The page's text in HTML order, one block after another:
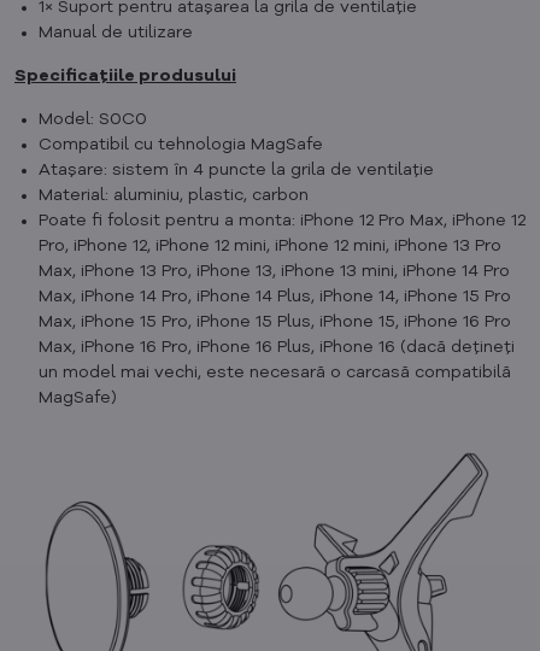
1× Suport pentru atașarea la grila de ventilație
Manual de utilizare
Specificațiile produsului
Model: S0C0
Compatibil cu tehnologia MagSafe
Atașare: sistem în 4 puncte la grila de ventilație
Material: aluminiu, plastic, carbon
Poate fi folosit pentru a monta: iPhone 12 Pro Max, iPhone 12
Pro, iPhone 12, iPhone 12 mini, iPhone 12 mini, iPhone 13 Pro
Max, iPhone 13 Pro, iPhone 13, iPhone 13 mini, iPhone 14 Pro
Max, iPhone 14 Pro, iPhone 14 Plus, iPhone 14, iPhone 15 Pro
Max, iPhone 15 Pro, iPhone 15 Plus, iPhone 15, iPhone 16 Pro
Max, iPhone 16 Pro, iPhone 16 Plus, iPhone 16 (dacă dețineți
un model mai vechi, este necesară o carcasă compatibilă
MagSafe)